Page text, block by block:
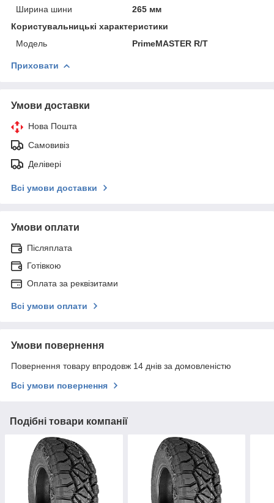
Ширина шини
265 мм
Користувальницькі характеристики
Мoдель
PrimeMASTER R/Т
Приховати
Умови доставки
Нова Пошта
Самовивіз
Делівері
Всі умови доставки
Умови оплати
Післяплата
Готівкою
Оплата за реквізитами
Всі умови оплати
Умови повернення
Повернення товару впродовж 14 днів за домовленістю
Всі умови повернення
Подібні товари компанії